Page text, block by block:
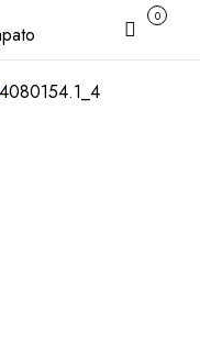
Carrinho
0